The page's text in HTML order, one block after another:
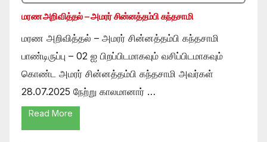
மரண அறிவித்தல் – அமரர் சின்னத்தம்பி கந்தசாமி
மரண அறிவித்தல் – அமரர் சின்னத்தம்பி கந்தசாமி
பாண்டிருப்பு – 02 ஐ பிறப்பிடமாகவும் வசிப்பிடமாகவும்
கொண்ட அமரர் சின்னத்தம்பி கந்தசாமி அவர்கள்
28.07.2025 நேற்று காலமானார் …
Read More